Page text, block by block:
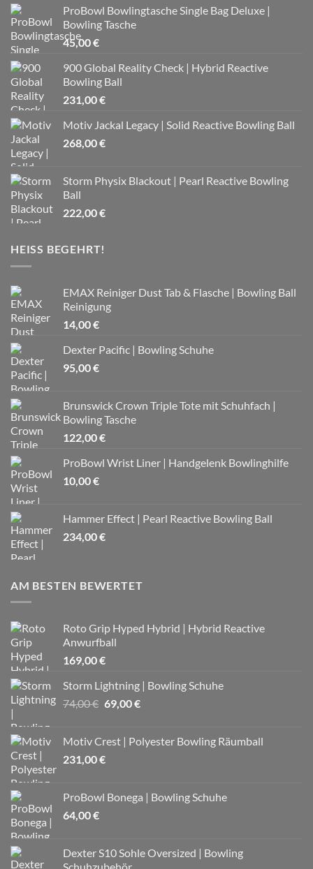
ProBowl Bowlingtasche Single Bag Deluxe |
Bowling Tasche
45,00€
900 Global Reality Check | Hybrid Reactive
Bowling Ball
231,00€
Motiv Jackal Legacy | Solid Reactive Bowling Ball
268,00€
Storm Physix Blackout | Pearl Reactive Bowling
Ball
222,00€
HEISS BEGEHRT!
EMAX Reiniger Dust Tab & Flasche | Bowling Ball
Reinigung
14,00€
Dexter Pacific | Bowling Schuhe
95,00€
Brunswick Crown Triple Tote mit Schuhfach |
Bowling Tasche
122,00€
ProBowl Wrist Liner | Handgelenk Bowlinghilfe
10,00€
Hammer Effect | Pearl Reactive Bowling Ball
234,00€
AM BESTEN BEWERTET
Roto Grip Hyped Hybrid | Hybrid Reactive
Anwurfball
169,00€
Storm Lightning | Bowling Schuhe
74,00€ Ursprünglicher
74,00 €
69,00€Aktueller
69,00 €.
Motiv Crest | Polyester Bowling Räumball
231,00€
ProBowl Bonega | Bowling Schuhe
64,00€
Dexter S10 Sohle Oversized | Bowling